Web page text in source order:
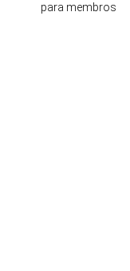
para membros